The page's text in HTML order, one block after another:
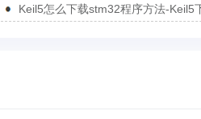
Keil5怎么下载stm32程序方法-Keil5